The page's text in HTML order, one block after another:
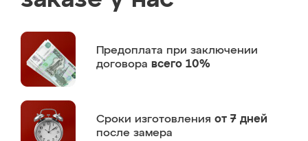
Предоплата при заключении
договора всего 10%
Сроки изготовления от 7 дней
после замера